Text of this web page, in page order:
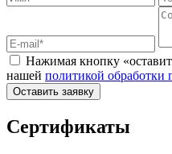
Нажимая кнопку
нашей политикой обработки
Оставить заявку
Сертификаты